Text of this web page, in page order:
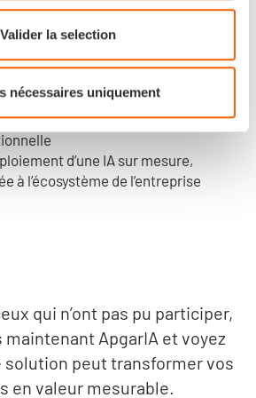
Valider la selection
nécessaires uniquement
une IA personnalisée peut devenir
performance pour les organisations.
d’une IA adaptable et évolutive
illustrant l’impact d’ApgarIA sur la
d’une IA sur mesure,
à l’écosystème de l’entreprise
qui n’ont pas pu participer,
maintenant ApgarIA et voyez
peut transformer vos
en valeur mesurable.